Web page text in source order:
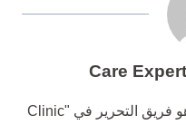
Care
"Care Experts" (خبراء الرعاية) هو فريق التحرير في "Clinic